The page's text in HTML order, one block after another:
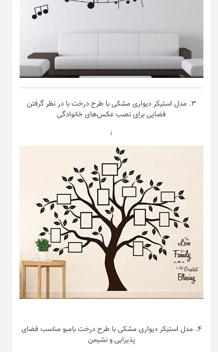
۳. مدل استیکر دیواری مشکی با طرح درخت با در نظر گرفتن
فضایی برای نصب عکس‌های خانوادگی
↓
۴. مدل استیکر دیواری مشکی با طرح درخت بامبو مناسب فضای
پذیرایی و نشیمن